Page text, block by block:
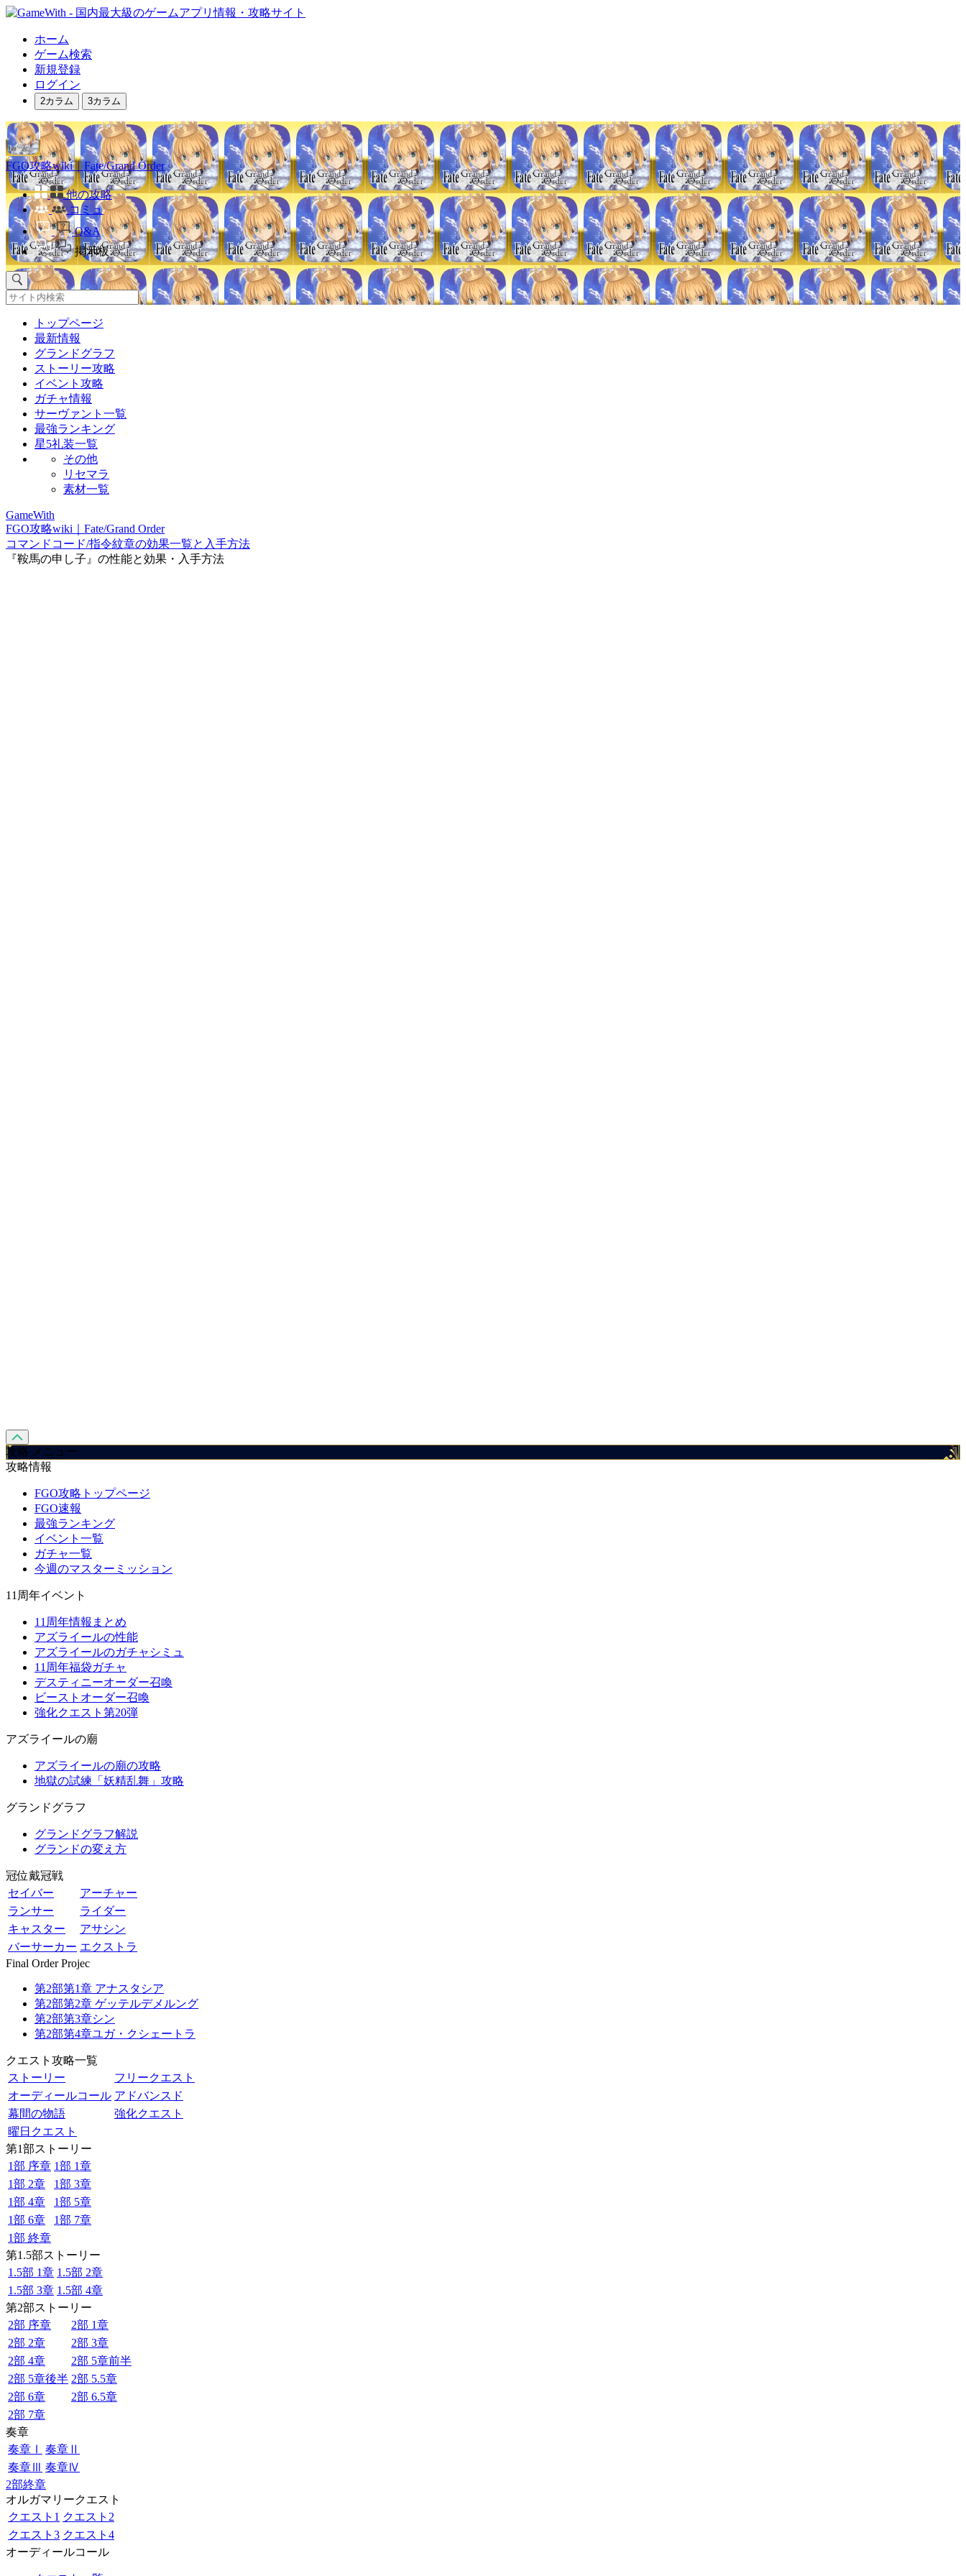
ホーム
ゲーム検索
新規登録
ログイン
2カラム 3カラム
FGO攻略wiki｜Fate/Grand Order
他の攻略
コミュ
Q&A
掲示板
トップページ
最新情報
グランドグラフ
ストーリー攻略
イベント攻略
ガチャ情報
サーヴァント一覧
最強ランキング
星5礼装一覧
その他
リセマラ
素材一覧
GameWith
FGO攻略wiki｜Fate/Grand Order
コマンドコード/指令紋章の効果一覧と入手方法
『鞍馬の申し子』の性能と効果・入手方法
攻略 メニュー
攻略情報
FGO攻略トップページ
FGO速報
最強ランキング
イベント一覧
ガチャ一覧
今週のマスターミッション
11周年イベント
11周年情報まとめ
アズライールの性能
アズライールのガチャシミュ
11周年福袋ガチャ
デスティニーオーダー召喚
ビーストオーダー召喚
強化クエスト第20弾
アズライールの廟
アズライールの廟の攻略
地獄の試練「妖精乱舞」攻略
グランドグラフ
グランドグラフ解説
グランドの変え方
冠位戴冠戦
セイバー
アーチャー
ランサー
ライダー
キャスター
アサシン
バーサーカー エクストラ
Final Order Projec
第2部第1章 アナスタシア
第2部第2章 ゲッテルデメルング
第2部第3章シン
第2部第4章ユガ・クシェートラ
クエスト攻略一覧
ストーリー
フリークエスト
オーディールコール アドバンスド
幕間の物語
強化クエスト
曜日クエスト
第1部ストーリー
1部 序章 1部 1章
1部 2章
1部 3章
1部 4章
1部 5章
1部 6章
1部 7章
1部 終章
第1.5部ストーリー
1.5部 1章 1.5部 2章
1.5部 3章 1.5部 4章
第2部ストーリー
2部 序章
2部 1章
2部 2章
2部 3章
2部 4章
2部 5章前半
2部 5章後半 2部 5.5章
2部 6章
2部 6.5章
2部 7章
奏章
奏章Ⅰ
奏章Ⅱ
奏章Ⅲ 奏章Ⅳ
2部終章
オルガマリークエスト
クエスト1 クエスト2
クエスト3 クエスト4
オーディールコール